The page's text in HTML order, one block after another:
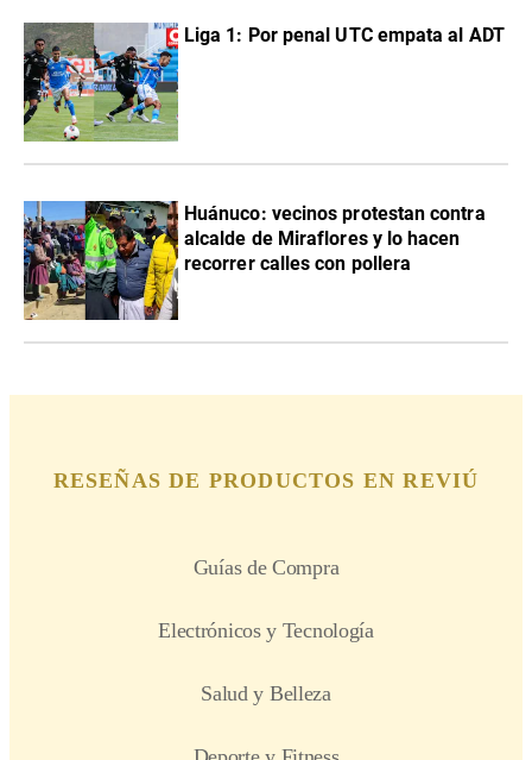
Liga 1: Por penal UTC empata al ADT
Huánuco: vecinos protestan contra
alcalde de Miraflores y lo hacen
recorrer calles con pollera